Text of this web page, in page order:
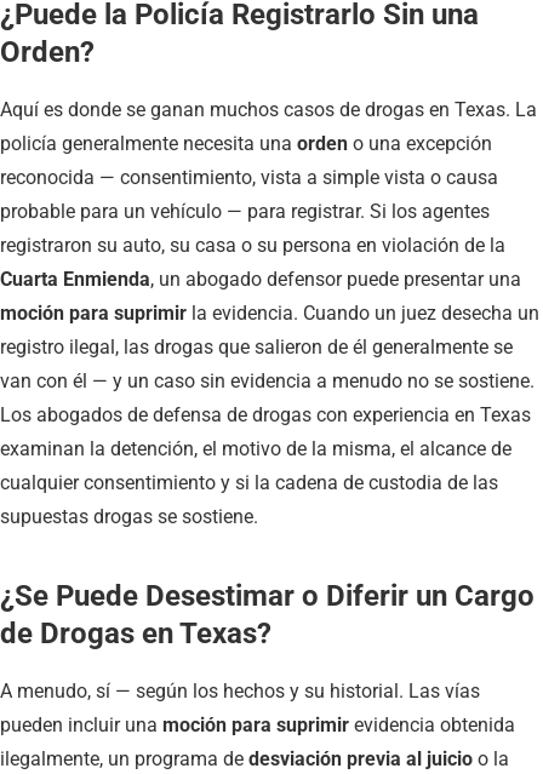
¿Puede la Policía Registrarlo Sin una
Orden?
Aquí es donde se ganan muchos casos de drogas en Texas. La
policía generalmente necesita una orden o una excepción
reconocida — consentimiento, vista a simple vista o causa
probable para un vehículo — para registrar. Si los agentes
registraron su auto, su casa o su persona en violación de la
Cuarta Enmienda, un abogado defensor puede presentar una
moción para suprimir la evidencia. Cuando un juez desecha un
registro ilegal, las drogas que salieron de él generalmente se
van con él — y un caso sin evidencia a menudo no se sostiene.
Los abogados de defensa de drogas con experiencia en Texas
examinan la detención, el motivo de la misma, el alcance de
cualquier consentimiento y si la cadena de custodia de las
supuestas drogas se sostiene.
¿Se Puede Desestimar o Diferir un Cargo
de Drogas en Texas?
A menudo, sí — según los hechos y su historial. Las vías
pueden incluir una moción para suprimir evidencia obtenida
ilegalmente, un programa de desviación previa al juicio o la